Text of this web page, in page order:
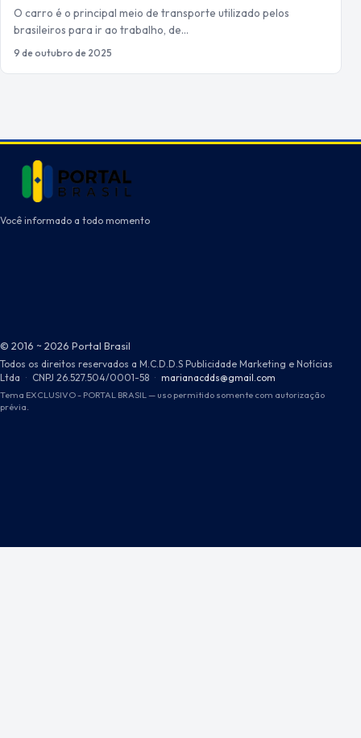
O carro é o principal meio de transporte utilizado pelos
brasileiros para ir ao trabalho, de…
9 de outubro de 2025
Você informado a todo momento
© 2016 ~ 2026 Portal Brasil
Todos os direitos reservados a M.C.D.D.S Publicidade Marketing e Notícias
Ltda · CNPJ 26.527.504/0001-58 · marianacdds@gmail.com
Tema EXCLUSIVO - PORTAL BRASIL — uso permitido somente com autorização
prévia.